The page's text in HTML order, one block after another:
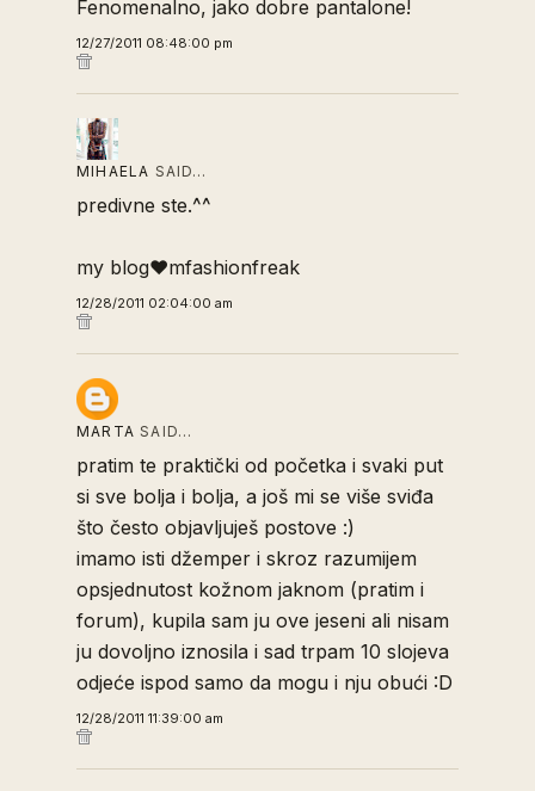
Fenomenalno, jako dobre pantalone!
12/27/2011 08:48:00 pm
MIHAELA SAID…
predivne ste.^^
my blog♥mfashionfreak
12/28/2011 02:04:00 am
MARTA SAID…
pratim te praktički od početka i svaki put
si sve bolja i bolja, a još mi se više sviđa
što često objavljuješ postove :)
imamo isti džemper i skroz razumijem
opsjednutost kožnom jaknom (pratim i
forum), kupila sam ju ove jeseni ali nisam
ju dovoljno iznosila i sad trpam 10 slojeva
odjeće ispod samo da mogu i nju obući :D
12/28/2011 11:39:00 am